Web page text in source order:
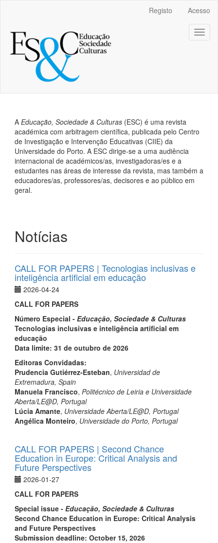
##plugins.themes.bootstrap3.accessible_menu.main_content##
##plugins.themes.bootstrap3.accessible_menu.sidebar##
Registo Acesso
A Educação, Sociedade & Culturas (ESC) é uma revista
académica com arbitragem científica, publicada pelo Centro
de Investigação e Intervenção Educativas (CIIE) da
Universidade do Porto. A ESC dirige-se a uma audiência
internacional de académicos/as, investigadoras/es e a
estudantes nas áreas de interesse da revista, mas também a
educadores/as, professores/as, decisores e ao público em
geral.
Notícias
CALL FOR PAPERS | Tecnologias inclusivas e
inteligência artificial em educação
2026-04-24
CALL FOR PAPERS
Número Especial - Educação, Sociedade & Culturas
Tecnologias inclusivas e inteligência artificial em
educação
Data limite: 31 de outubro de 2026
Editoras Convidadas:
Prudencia Gutiérrez-Esteban, Universidad de
Extremadura, Spain
Manuela Francisco, Politécnico de Leiria e Universidade
Aberta/LE@D, Portugal
Lúcia Amante, Universidade Aberta/LE@D, Portugal
Angélica Monteiro, Universidade do Porto, Portugal
CALL FOR PAPERS | Second Chance
Education in Europe: Critical Analysis and
Future Perspectives
2026-01-27
CALL FOR PAPERS
Special issue - Educação, Sociedade & Culturas
Second Chance Education in Europe: Critical Analysis
and Future Perspectives
Submission deadline: October 15, 2026